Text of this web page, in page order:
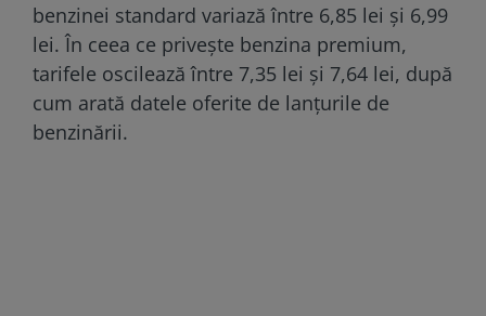
benzinei standard variază între 6,85 lei și 6,99
lei. În ceea ce privește benzina premium,
tarifele oscilează între 7,35 lei și 7,64 lei, după
cum arată datele oferite de lanțurile de
benzinării.